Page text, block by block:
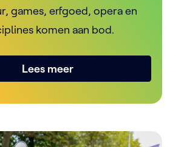
games, erfgoed, opera en
komen aan bod.
Lees meer